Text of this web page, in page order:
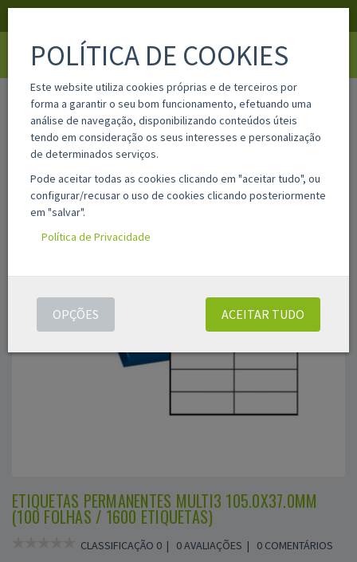
home 04708
ETIQUETAS PERMANENTES MULTI3 105.0X37.0MM
(100 FOLHAS / 1600 ETIQUETAS)
CLASSIFICAÇÃO 0 | 0 AVALIAÇÕES | 0 COMENTÁRIOS
POLÍTICA DE COOKIES
Este website utiliza cookies próprias e de terceiros por
forma a garantir o seu bom funcionamento, efetuando uma
análise de navegação, disponibilizando conteúdos úteis
tendo em consideração os seus interesses e personalização
de determinados serviços.
Pode aceitar todas as cookies clicando em "aceitar tudo", ou
configurar/recusar o uso de cookies clicando posteriormente
em "salvar".
Política de Privacidade
ACEITAR TUDO
OPÇÕES